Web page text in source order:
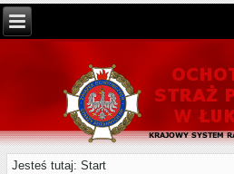
Jesteś tutaj:Start